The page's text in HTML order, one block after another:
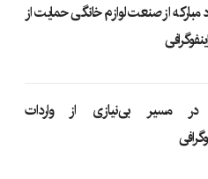
مبارکه از صنعت لوازم خانگی حمایت از
در مسیر بی‌نیازی از واردات